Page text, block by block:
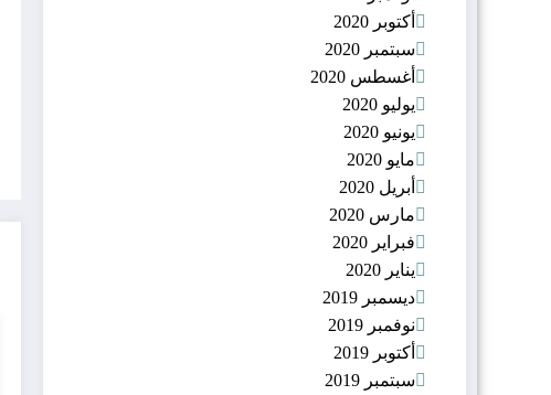
أكتوبر 2020
سبتمبر 2020
أغسطس 2020
يوليو 2020
يونيو 2020
مايو 2020
أبريل 2020
مارس 2020
فبراير 2020
يناير 2020
ديسمبر 2019
نوفمبر 2019
أكتوبر 2019
سبتمبر 2019